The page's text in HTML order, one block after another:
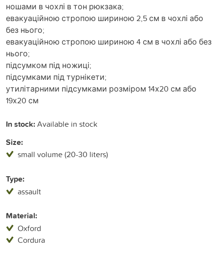
ношами в чохлі в тон рюкзака;
евакуаційною стропою шириною 2,5 см в чохлі або
без нього;
евакуаційною стропою шириною 4 см в чохлі або без
нього;
підсумком під ножиці;
підсумками під турнікети;
утилітарними підсумками розміром 14х20 см або
19х20 см
In stock:Available in stock
Size:
small volume (20-30 liters)
Type:
assault
Material:
Oxford
Cordura